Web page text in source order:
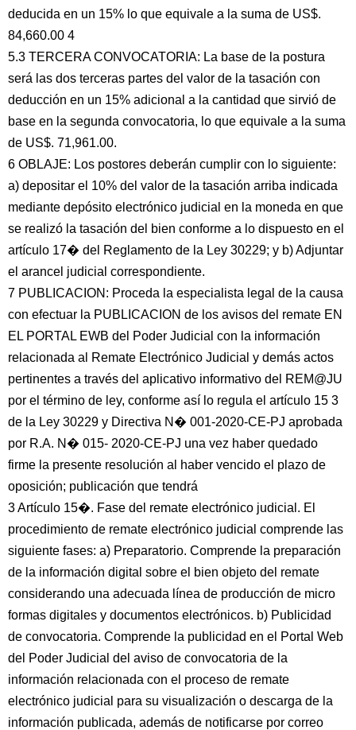
deducida en un 15% lo que equivale a la suma de US$.
84,660.00 4
5.3 TERCERA CONVOCATORIA: La base de la postura
será las dos terceras partes del valor de la tasación con
deducción en un 15% adicional a la cantidad que sirvió de
base en la segunda convocatoria, lo que equivale a la suma
de US$. 71,961.00.
6 OBLAJE: Los postores deberán cumplir con lo siguiente:
a) depositar el 10% del valor de la tasación arriba indicada
mediante depósito electrónico judicial en la moneda en que
se realizó la tasación del bien conforme a lo dispuesto en el
artículo 17� del Reglamento de la Ley 30229; y b) Adjuntar
el arancel judicial correspondiente.
7 PUBLICACION: Proceda la especialista legal de la causa
con efectuar la PUBLICACION de los avisos del remate EN
EL PORTAL EWB del Poder Judicial con la información
relacionada al Remate Electrónico Judicial y demás actos
pertinentes a través del aplicativo informativo del REM@JU
por el término de ley, conforme así lo regula el artículo 15 3
de la Ley 30229 y Directiva N� 001-2020-CE-PJ aprobada
por R.A. N� 015- 2020-CE-PJ una vez haber quedado
firme la presente resolución al haber vencido el plazo de
oposición; publicación que tendrá
3 Artículo 15�. Fase del remate electrónico judicial. El
procedimiento de remate electrónico judicial comprende las
siguiente fases: a) Preparatorio. Comprende la preparación
de la información digital sobre el bien objeto del remate
considerando una adecuada línea de producción de micro
formas digitales y documentos electrónicos. b) Publicidad
de convocatoria. Comprende la publicidad en el Portal Web
del Poder Judicial del aviso de convocatoria de la
información relacionada con el proceso de remate
electrónico judicial para su visualización o descarga de la
información publicada, además de notificarse por correo